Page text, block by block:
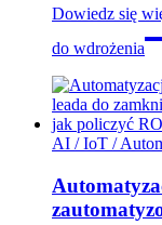
Dowiedz się
do wdrożenia
AI / IoT /